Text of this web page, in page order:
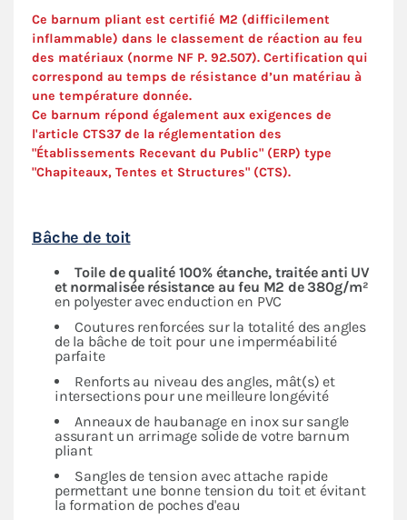
Ce barnum pliant est certifié M2 (difficilement
inflammable) dans le classement de réaction au feu
des matériaux (norme NF P. 92.507). Certification qui
correspond au temps de résistance d’un matériau à
une température donnée.
Ce barnum répond également aux exigences de
l'article CTS37 de la réglementation des
"Établissements Recevant du Public" (ERP) type
"Chapiteaux, Tentes et Structures" (CTS).
Bâche de toit
Toile de qualité 100% étanche, traitée anti UV
et normalisée résistance au feu M2 de 380g/m²
en polyester avec enduction en PVC
Coutures renforcées sur la totalité des angles
de la bâche de toit pour une imperméabilité
parfaite
Renforts au niveau des angles, mât(s) et
intersections pour une meilleure longévité
Anneaux de haubanage en inox sur sangle
assurant un arrimage solide de votre barnum
pliant
Sangles de tension avec attache rapide
permettant une bonne tension du toit et évitant
la formation de poches d'eau